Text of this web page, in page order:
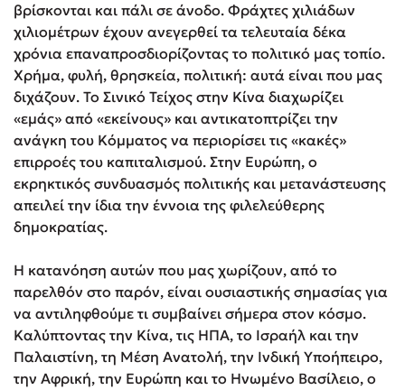
βρίσκονται και πάλι σε άνοδο. Φράχτες χιλιάδων
χιλιομέτρων έχουν ανεγερθεί τα τελευταία δέκα
χρόνια επαναπροσδιορίζοντας το πολιτικό μας τοπίο.
Χρήμα, φυλή, θρησκεία, πολιτική: αυτά είναι που μας
διχάζουν. Το Σινικό Τείχος στην Κίνα διαχωρίζει
«εμάς» από «εκείνους» και αντικατοπτρίζει την
ανάγκη του Κόμματος να περιορίσει τις «κακές»
επιρροές του καπιταλισμού. Στην Ευρώπη, ο
εκρηκτικός συνδυασμός πολιτικής και μετανάστευσης
απειλεί την ίδια την έννοια της φιλελεύθερης
δημοκρατίας.
Η κατανόηση αυτών που μας χωρίζουν, από το
παρελθόν στο παρόν, είναι ουσιαστικής σημασίας για
να αντιληφθούμε τι συμβαίνει σήμερα στον κόσμο.
Καλύπτοντας την Κίνα, τις ΗΠΑ, το Ισραήλ και την
Παλαιστίνη, τη Μέση Ανατολή, την Ινδική Υποήπειρο,
την Αφρική, την Ευρώπη και το Ηνωμένο Βασίλειο, ο